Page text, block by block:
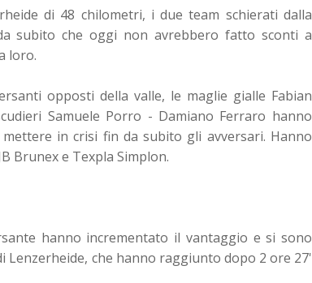
di 48 chilometri, i due team schierati dalla
subito che oggi non avrebbero fatto sconti a
loro.
opposti della valle, le maglie gialle Fabian
Samuele Porro - Damiano Ferraro hanno
in crisi fin da subito gli avversari. Hanno
Brunex e Texpla Simplon.
hanno incrementato il vantaggio e si sono
che hanno raggiunto dopo 2 ore 27'